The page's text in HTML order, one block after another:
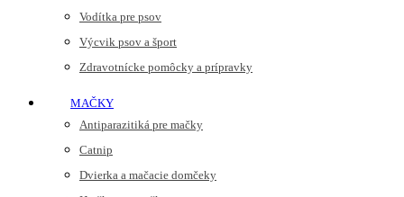
Vodítka pre psov
Výcvik psov a šport
Zdravotnícke pomôcky a prípravky
MAČKY
Antiparazitiká pre mačky
Catnip
Dvierka a mačacie domčeky